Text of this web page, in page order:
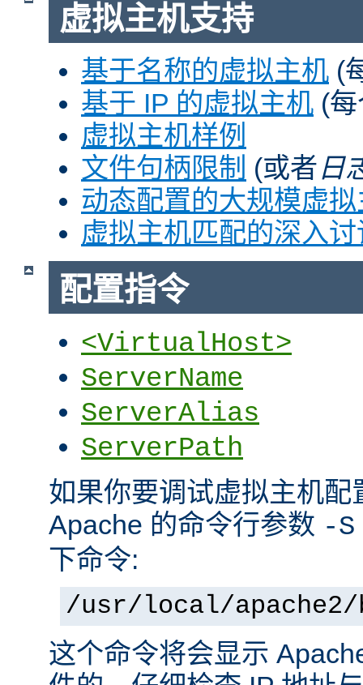
虚拟主机支持
基于名称的虚拟主机 (
基于 IP 的虚拟主机 (
虚拟主机样例
文件句柄限制 (或者日
动态配置的大规模虚
虚拟主机匹配的深入讨
配置指令
<VirtualHost>
ServerName
ServerAlias
ServerPath
如果你要调试虚拟主机配
Apache 的命令行参数 -S
下命令:
/usr/local/
这个命令将会显示